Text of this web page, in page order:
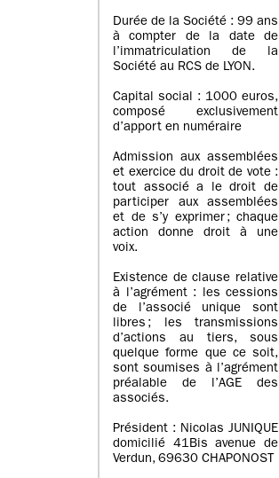
Durée de la Société : 99 ans
à compter de la date de
l’immatriculation de la
Société au RCS de LYON.
Capital social : 1000 euros,
composé exclusivement
d’apport en numéraire
Admission aux assemblées
et exercice du droit de vote :
tout associé a le droit de
participer aux assemblées
et de s’y exprimer ; chaque
action donne droit à une
voix.
Existence de clause relative
à l’agrément : les cessions
de l’associé unique sont
libres ; les transmissions
d’actions au tiers, sous
quelque forme que ce soit,
sont soumises à l’agrément
préalable de l’AGE des
associés.
Président : Nicolas JUNIQUE
domicilié 41Bis avenue de
Verdun, 69630 CHAPONOST